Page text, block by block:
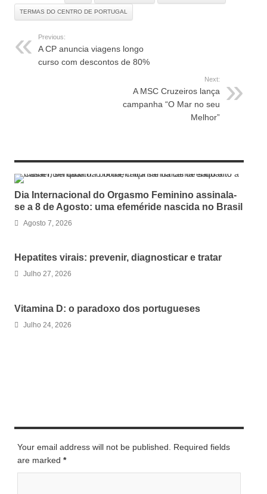
TERMAS DO CENTRO DE PORTUGAL
Previous:
A CP anuncia viagens longo
curso com descontos de 80%
Next:
A MSC Cruzeiros lança
campanha “O Mar no seu
Melhor”
Dia Internacional do Orgasmo Feminino assinala-
se a 8 de Agosto: uma efeméride nascida no Brasil
Agosto 7, 2026
Hepatites virais: prevenir, diagnosticar e tratar
Julho 27, 2026
Vitamina D: o paradoxo dos portugueses
Julho 24, 2026
Your email address will not be published. Required fields
are marked *